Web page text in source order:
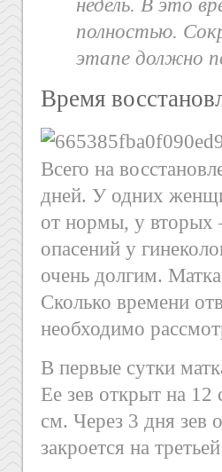
полностью.
этапе должно
Время
Всего на
дней. У одних
от нормы, у вторых
опасений у
очень долгим.
Сколько времени
необходимо
В первые сутки
Ее зев открыт на
см. Через 3 дня зев
закроется на